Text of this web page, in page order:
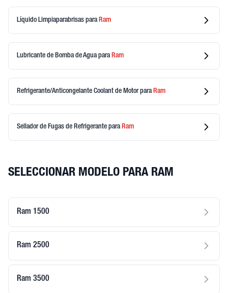
Líquido Limpiaparabrisas para Ram
Lubricante de Bomba de Aguapara Ram
Refrigerante/Anticongelante Coolant de Motorpara Ram
Sellador de Fugas de Refrigerante para Ram
SELECCIONAR MODELO PARA RAM
Ram 1500
Ram 2500
Ram 3500